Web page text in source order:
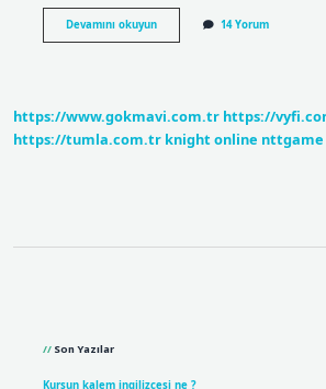
Devamını okuyunEn
Iyi
14 Yorum
https://www.gokmavi.com.tr https://
https://tumla.com.tr knight online nttgame
Son Yazılar
Kurşun kalem ingilizcesi ne ?